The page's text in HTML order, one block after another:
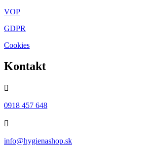
VOP
GDPR
Cookies
Kontakt

0918 457 648

info@hygienashop.sk